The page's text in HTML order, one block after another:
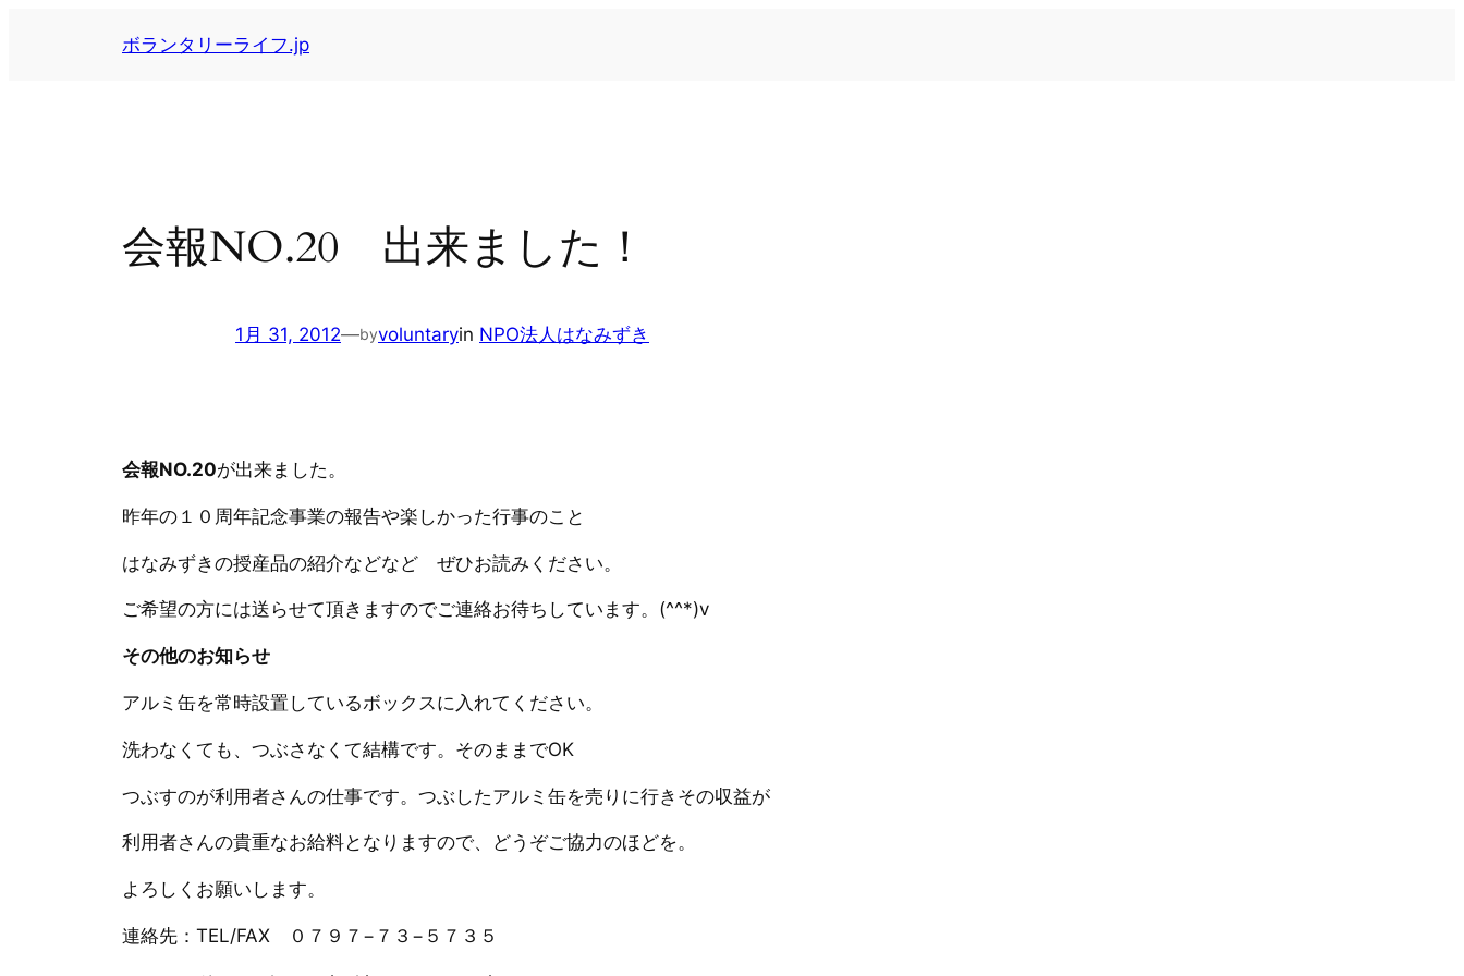
ボランタリーライフ.jp
会報NO.20 出来ました！
1月 31, 2012—byvoluntaryin NPO法人はなみずき
会報NO.20が出来ました。
昨年の１０周年記念事業の報告や楽しかった行事のこと
はなみずきの授産品の紹介などなど ぜひお読みください。
ご希望の方には送らせて頂きますのでご連絡お待ちしています。(^^*)v
その他のお知らせ
アルミ缶を常時設置しているボックスに入れてください。
洗わなくても、つぶさなくて結構です。そのままでOK
つぶすのが利用者さんの仕事です。つぶしたアルミ缶を売りに行きその収益が
利用者さんの貴重なお給料となりますので、どうぞご協力のほどを。
よろしくお願いします。
連絡先：TEL/FAX ０７９７−７３−５７３５